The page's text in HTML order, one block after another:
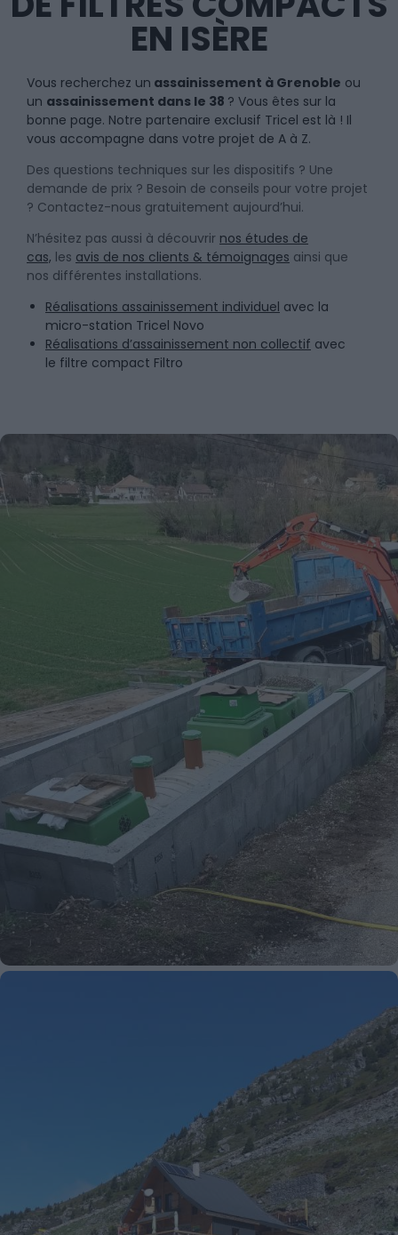
EN ISÈRE
Vous recherchez un assainissement à Grenoble ou
un assainissement dans le 38 ? Vous êtes sur la
bonne page. Notre partenaire exclusif Tricel est là ! Il
vous accompagne dans votre projet de A à Z.
Des questions techniques sur les dispositifs ? Une
demande de prix ? Besoin de conseils pour votre projet
? Contactez-nous gratuitement aujourd’hui.
N’hésitez pas aussi à découvrir nos études de
cas, les avis de nos clients & témoignages ainsi que
nos différentes installations.
Réalisations assainissement individuel avec la
micro-station Tricel Novo
Réalisations d’assainissement non collectif avec
le filtre compact Filtro